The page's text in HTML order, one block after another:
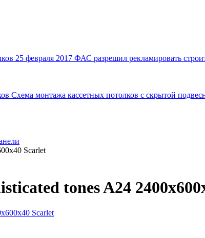
25 февраля 2017 ФАС разрешил рекламировать
Схема монтажа кассетных потолков с скрытой
Scarlet
tones A24